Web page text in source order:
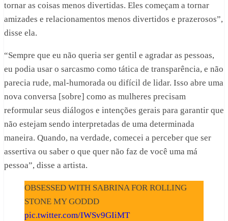
tornar as coisas menos divertidas. Eles começam a tornar
amizades e relacionamentos menos divertidos e prazerosos”,
disse ela.
“Sempre que eu não queria ser gentil e agradar as pessoas,
eu podia usar o sarcasmo como tática de transparência, e não
parecia rude, mal-humorada ou difícil de lidar. Isso abre uma
nova conversa [sobre] como as mulheres precisam
reformular seus diálogos e intenções gerais para garantir que
não estejam sendo interpretadas de uma determinada
maneira. Quando, na verdade, comecei a perceber que ser
assertiva ou saber o que quer não faz de você uma má
pessoa”, disse a artista.
OBSESSED WITH SABRINA FOR ROLLING
STONE MY GODDD
pic.twitter.com/IWSv9GIiMT